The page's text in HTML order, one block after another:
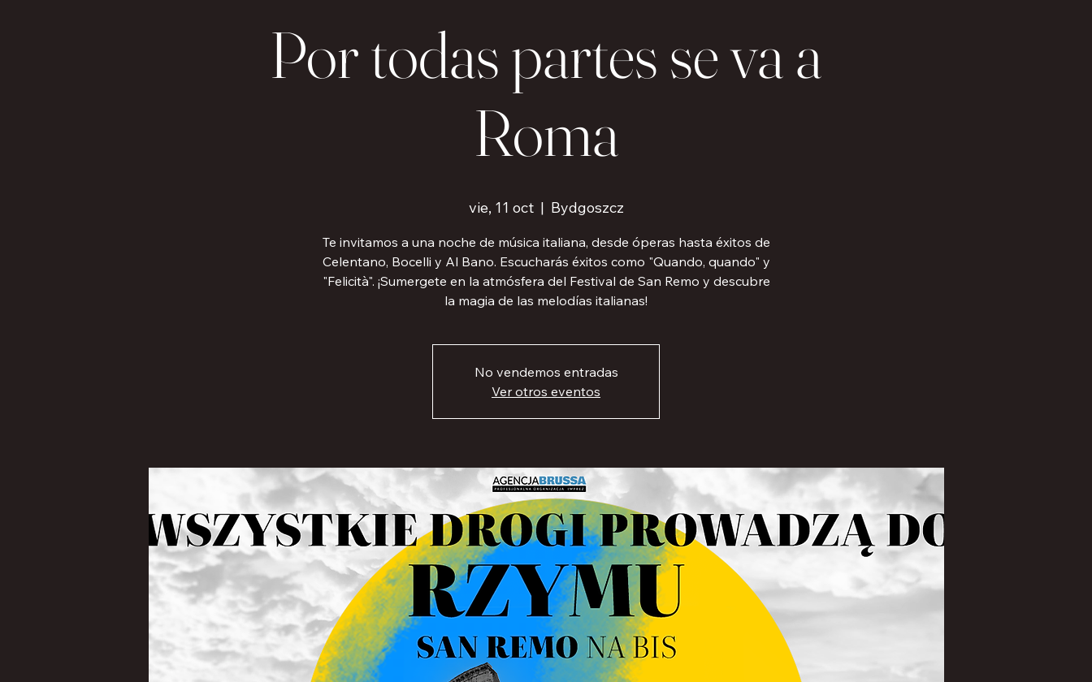
Por todas partes se va a
Roma
vie, 11 oct
  |
Bydgoszcz
Te invitamos a una noche de música italiana, desde óperas hasta éxitos de
Celentano, Bocelli y Al Bano. Escucharás éxitos como "Quando, quando" y
"Felicità". ¡Sumergete en la atmósfera del Festival de San Remo y descubre
la magia de las melodías italianas!
No vendemos entradas
Ver otros eventos